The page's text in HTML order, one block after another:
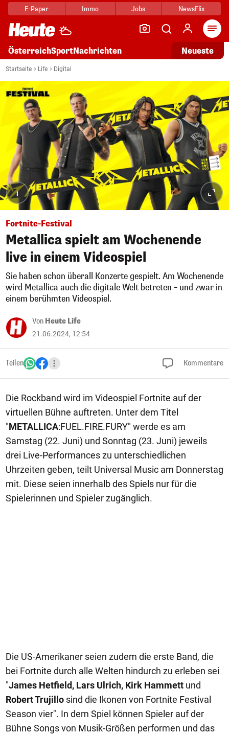
E-Paper Immo Jobs NewsFlix
ÖsterreichSportNachrichten Neueste
Startseite Life Digital
i
Fortnite-Festival
Metallica spielt am Wochenende
live in einem Videospiel
Sie haben schon überall Konzerte gespielt. Am Wochenende
wird Metallica auch die digitale Welt betreten – und zwar in
einem berühmten Videospiel.
Von Heute Life
21.06.2024, 12:54
Teilen Kommentare
Die Rockband wird im Videospiel Fortnite auf der
virtuellen Bühne auftreten. Unter dem Titel
"METALLICA:FUEL.FIRE.FURY" werde es am
Samstag (22. Juni) und Sonntag (23. Juni) jeweils
drei Live-Performances zu unterschiedlichen
Uhrzeiten geben, teilt Universal Music am Donnerstag
mit. Diese seien innerhalb des Spiels nur für die
Spielerinnen und Spieler zugänglich.
Die US-Amerikaner seien zudem die erste Band, die
bei Fortnite durch alle Welten hindurch zu erleben sei
"James Hetfield, Lars Ulrich, Kirk Hammett und
Robert Trujillo sind die Ikonen von Fortnite Festival
Season vier". In dem Spiel können Spieler auf der
Bühne Songs von Musik-Größen performen und das